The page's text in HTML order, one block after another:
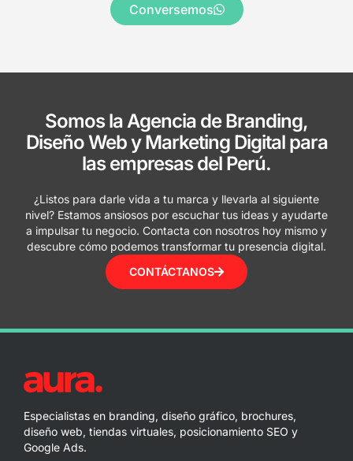
Conversemos
Somos la Agencia de Branding,
Diseño Web y Marketing Digital para
las empresas del Perú.
¿Listos para darle vida a tu marca y llevarla al siguiente
nivel? Estamos ansiosos por escuchar tus ideas y ayudarte
a impulsar tu negocio. Contacta con nosotros hoy mismo y
descubre cómo podemos transformar tu presencia digital.
CONTÁCTANOS
Especialistas en branding, diseño gráfico, brochures,
diseño web, tiendas virtuales, posicionamiento SEO y
Google Ads.